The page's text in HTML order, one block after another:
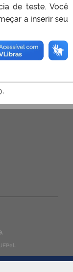
de teste. Você
a inserir seu
.